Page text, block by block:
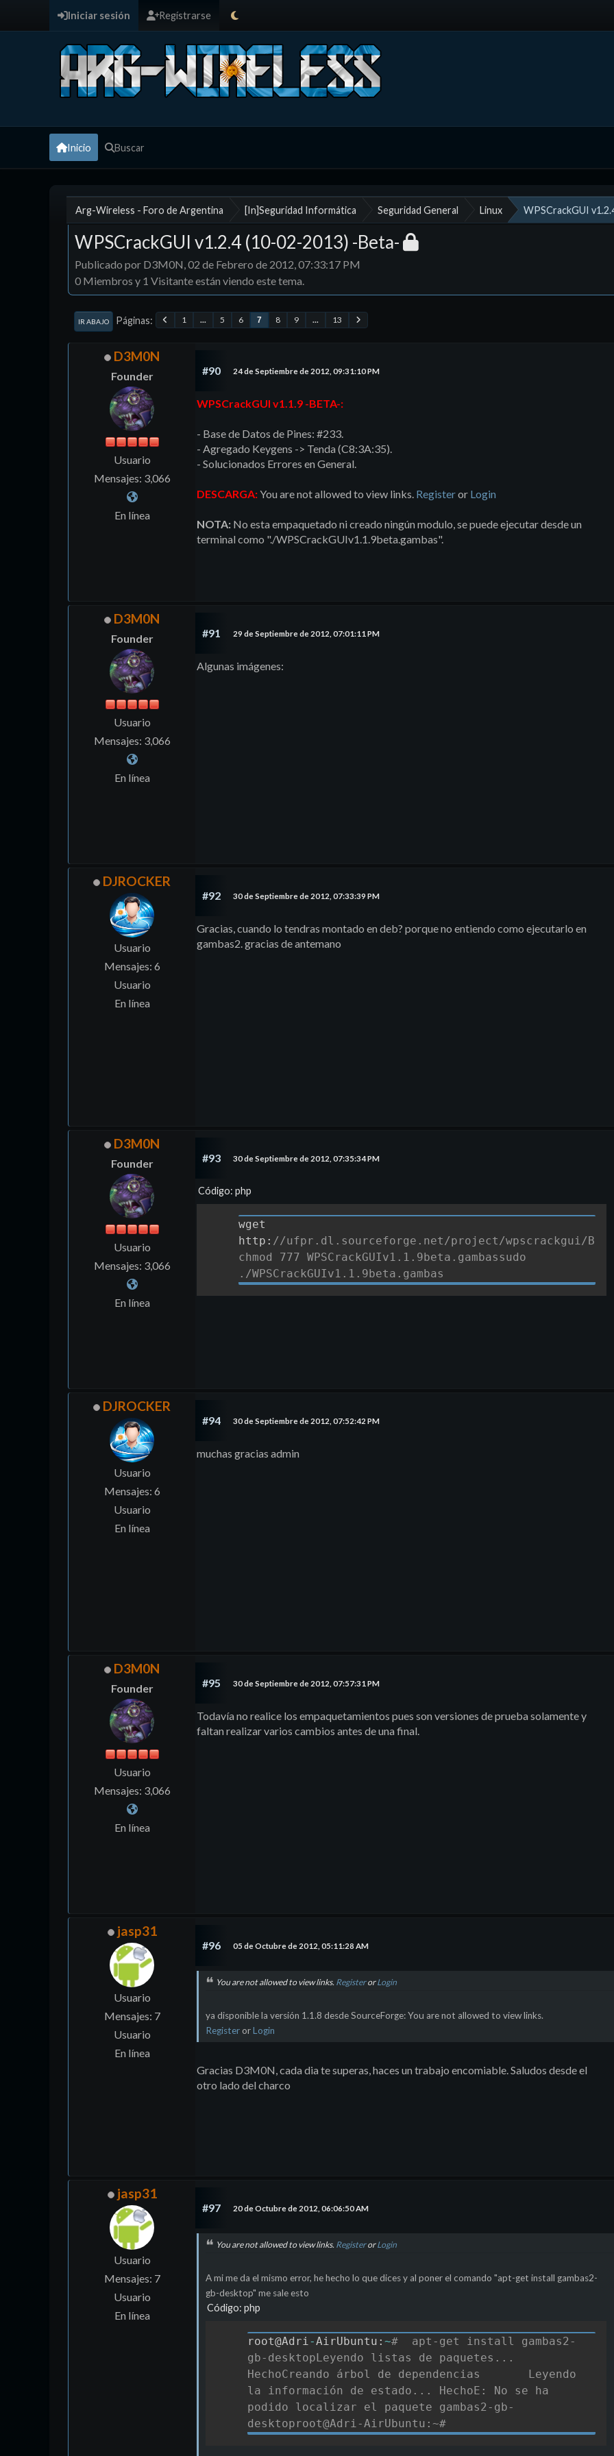
Iniciar sesión Regístrarse
Inicio Buscar
Arg-Wireless - Foro de Argentina [In]Seguridad Informática Seguridad General Linux WPSCrackGUI
WPSCrackGUI v1.2.4 (10-02-2013) -Beta-
Publicado por D3M0N, 02 de Febrero de 2012, 07:33:17 PM
0 Miembros y 1 Visitante están viendo este tema.
IR ABAJO Páginas 1 ... 5 6 7 8 9 ... 13
D3M0N
Founder
Usuario
Mensajes: 3,066
En línea
#90 24 de Septiembre de 2012, 09:31:10 PM
WPSCrackGUI v1.1.9 -BETA-:
- Base de Datos de Pines: #233.
- Agregado Keygens -> Tenda (C8:3A:35).
- Solucionados Errores en General.
DESCARGA:You are not allowed to view links. Registeror Login
NOTA: No esta empaquetado ni creado ningún modulo, se puede ejecutar desde un
terminal como "./WPSCrackGUIv1.1.9beta.gambas".
D3M0N
Founder
Usuario
Mensajes: 3,066
En línea
#91 29 de Septiembre de 2012, 07:01:11 PM
Algunas imágenes:
DJROCKER
Usuario
Mensajes: 6
Usuario
En línea
#92 30 de Septiembre de 2012, 07:33:39 PM
Gracias, cuando lo tendras montado en deb? porque no entiendo como ejecutarlo en
gambas2. gracias de antemano
D3M0N
Founder
Usuario
Mensajes: 3,066
En línea
#93 30 de Septiembre de 2012, 07:35:34 PM
Código: php
wget
http : //ufpr.dl.sourceforge.net/project/wpscrackgui/Beta/
chmod 777 WPSCrackGUIv1.1.9beta.gambassudo
./WPSCrackGUIv1.1.9beta.gambas
DJROCKER
Usuario
Mensajes: 6
Usuario
En línea
#94 30 de Septiembre de 2012, 07:52:42 PM
muchas gracias admin
D3M0N
Founder
Usuario
Mensajes: 3,066
En línea
#95 30 de Septiembre de 2012, 07:57:31 PM
Todavía no realice los empaquetamientos pues son versiones de prueba solamente y
faltan realizar varios cambios antes de una final.
jasp31
Usuario
Mensajes: 7
Usuario
En línea
#96 05 de Octubre de 2012, 05:11:28 AM
You are not allowed to view links. RegisterorLogin
ya disponible la versión 1.1.8 desde SourceForge: You are not allowed to view links.
RegisterorLogin
Gracias D3M0N, cada dia te superas, haces un trabajo encomiable. Saludos desde el
otro lado del charco
jasp31
Usuario
Mensajes: 7
Usuario
En línea
#97 20 de Octubre de 2012, 06:06:50 AM
You are not allowed to view links. RegisterorLogin
A mi me da el mismo error, he hecho lo que dices y al poner el comando "apt-get install gambas2-
gb-desktop" me sale esto
Código: php
root@Adri-AirUbuntu : ~#  apt-get install gambas2-
gb-desktopLeyendo listas de paquetes...
HechoCreando árbol de dependencias       Leyendo
la información de estado... HechoE: No se ha
podido localizar el paquete gambas2-gb-
desktoproot@Adri-AirUbuntu:~#